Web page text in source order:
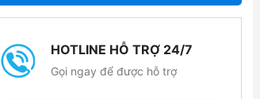
HOTLINE HỖ TRỢ 24/7
Gọi ngay để được hỗ trợ